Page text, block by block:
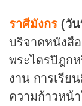
ราศีมังกร (วั
บริจาคหนังสื
พระไตรปิฎก
งาน การเรีย
ความก้าวหน้